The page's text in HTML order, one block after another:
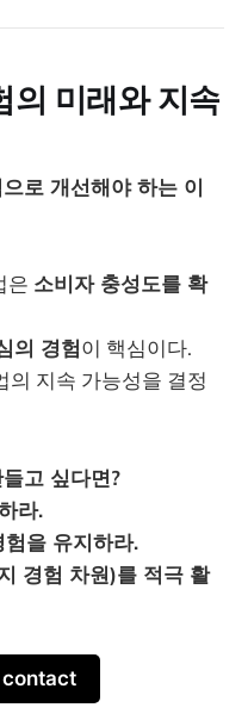
의 미래와 지속
로 개선해야 하는 이
은 소비자 충성도를 확
의 경험이 핵심이다.
의 지속 가능성을 결정
고 싶다면?
라.
을 유지하라.
경험 차원)를 적극 활
contact